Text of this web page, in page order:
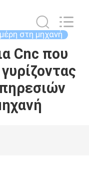
στη μηχανή
Cnc που